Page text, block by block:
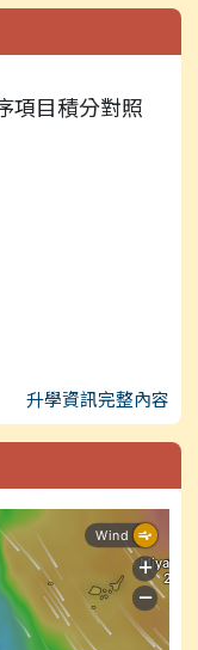
項目積分對照
升學資訊完整內容